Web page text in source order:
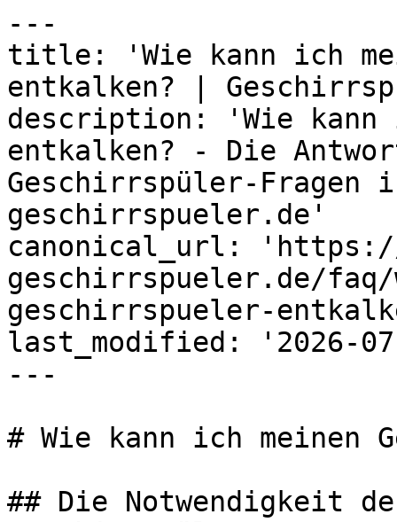
---
title: 'Wie kann ich
entkalken? |
description: 'Wie kann
entkalken? - Die
Geschirrspüler-Fragen
geschirrspueler.de'
canonical_url: 'https://
geschirrspueler.de/faq/
geschirrspueler-
last_modified: '2026-
---
# Wie kann ich meinen
## Die Notwendigkeit